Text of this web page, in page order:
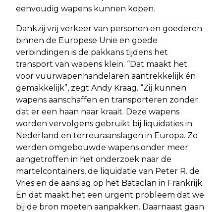
eenvoudig wapens kunnen kopen.
Dankzij vrij verkeer van personen en goederen
binnen de Europese Unie en goede
verbindingen is de pakkans tijdens het
transport van wapens klein. “Dat maakt het
voor vuurwapenhandelaren aantrekkelijk én
gemakkelijk”, zegt Andy Kraag. “Zij kunnen
wapens aanschaffen en transporteren zonder
dat er een haan naar kraait. Deze wapens
worden vervolgens gebruikt bij liquidaties in
Nederland en terreuraanslagen in Europa. Zo
werden omgebouwde wapens onder meer
aangetroffen in het onderzoek naar de
martelcontainers, de liquidatie van Peter R. de
Vries en de aanslag op het Bataclan in Frankrijk.
En dat maakt het een urgent probleem dat we
bij de bron moeten aanpakken. Daarnaast gaan